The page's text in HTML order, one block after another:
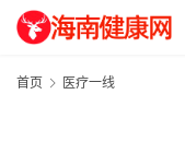
首页 医疗一线